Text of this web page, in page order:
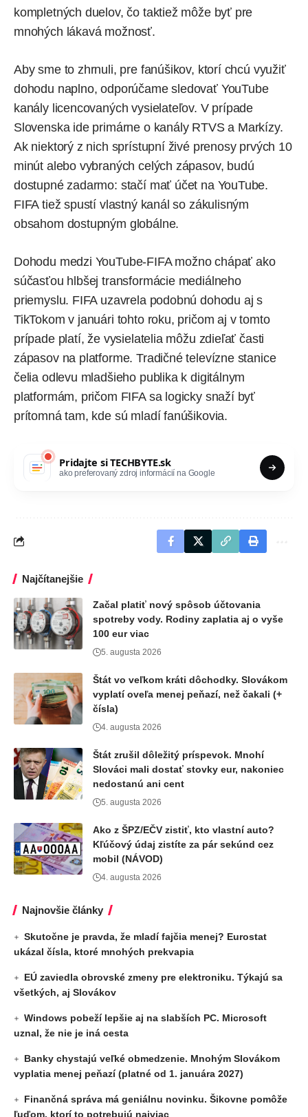
kompletných duelov, čo taktiež môže byť pre
mnohých lákavá možnosť.
Aby sme to zhrnuli, pre fanúšikov, ktorí chcú využiť
dohodu naplno, odporúčame sledovať YouTube
kanály licencovaných vysielateľov. V prípade
Slovenska ide primárne o kanály RTVS a Markízy.
Ak niektorý z nich sprístupní živé prenosy prvých 10
minút alebo vybraných celých zápasov, budú
dostupné zadarmo: stačí mať účet na YouTube.
FIFA tiež spustí vlastný kanál so zákulisným
obsahom dostupným globálne.
Dohodu medzi YouTube-FIFA možno chápať ako
súčasťou hlbšej transformácie mediálneho
priemyslu. FIFA uzavrela podobnú dohodu aj s
TikTokom v januári tohto roku, pričom aj v tomto
prípade platí, že vysielatelia môžu zdieľať časti
zápasov na platforme. Tradičné televízne stanice
čelia odlevu mladšieho publika k digitálnym
platformám, pričom FIFA sa logicky snaží byť
prítomná tam, kde sú mladí fanúšikovia.
Pridajte siTECHBYTE.sk
ako preferovaný zdroj informácií na Google
Najčítanejšie
Začal platiť nový spôsob účtovania
spotreby vody. Rodiny zaplatia aj o vyše
100 eur viac
5. augusta 2026
Štát vo veľkom kráti dôchodky. Slovákom
vyplatí oveľa menej peňazí, než čakali (+
čísla)
4. augusta 2026
Štát zrušil dôležitý príspevok. Mnohí
Slováci mali dostať stovky eur, nakoniec
nedostanú ani cent
5. augusta 2026
Ako z ŠPZ/EČV zistiť, kto vlastní auto?
Kľúčový údaj zistíte za pár sekúnd cez
mobil (NÁVOD)
4. augusta 2026
Najnovšie články
Skutočne je pravda, že mladí fajčia menej? Eurostat
ukázal čísla, ktoré mnohých prekvapia
EÚ zaviedla obrovské zmeny pre elektroniku. Týkajú sa
všetkých, aj Slovákov
Windows pobeží lepšie aj na slabších PC. Microsoft
uznal, že nie je iná cesta
Banky chystajú veľké obmedzenie. Mnohým Slovákom
vyplatia menej peňazí (platné od 1. januára 2027)
Finančná správa má geniálnu novinku. Šikovne pomôže
ľuďom, ktorí to potrebujú najviac